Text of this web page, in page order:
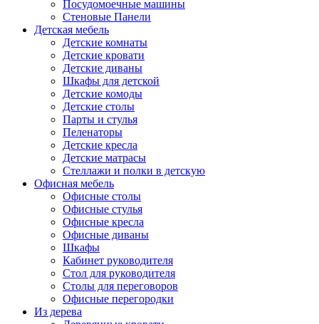
Посудомоечные машины
Стеновые Панели
Детская мебель
Детские комнаты
Детские кровати
Детские диваны
Шкафы для детской
Детские комоды
Детские столы
Парты и стулья
Пеленаторы
Детские кресла
Детские матрасы
Стеллажи и полки в детскую
Офисная мебель
Офисные столы
Офисные стулья
Офисные кресла
Офисные диваны
Шкафы
Кабинет руководителя
Стол для руководителя
Столы для переговоров
Офисные перегородки
Из дерева